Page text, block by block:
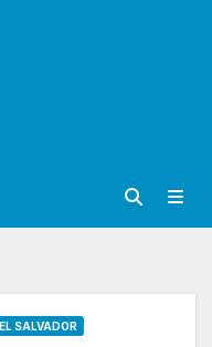
EL SALVADOR